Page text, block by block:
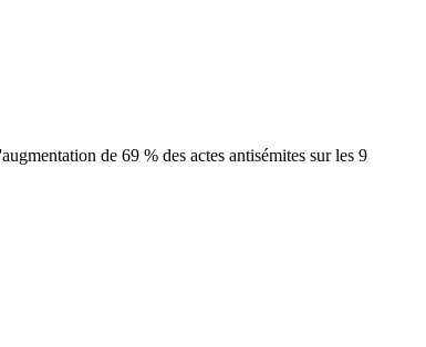
de 69 % des actes antisémites sur les 9